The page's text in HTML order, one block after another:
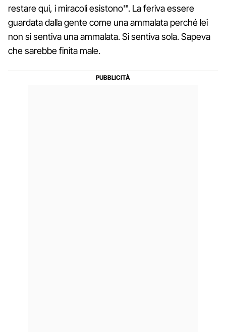
restare qui, i miracoli esistono'". La feriva essere
guardata dalla gente come una ammalata perché lei
non si sentiva una ammalata. Si sentiva sola. Sapeva
che sarebbe finita male.